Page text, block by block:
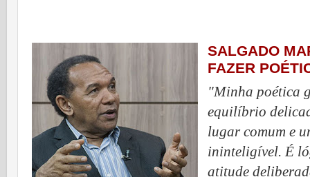
SALGADO
FAZER
"Minha poética
equilíbrio
lugar comum e
ininteligível. É
atitude